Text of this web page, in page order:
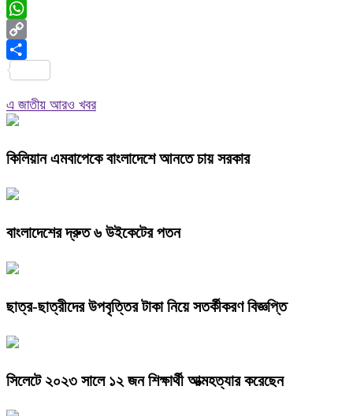
Tumblr
WhatsApp
Copy
Link
এ জাতীয় আরও খবর
কিলিয়ান এমবাপেকে বাংলাদেশে আনতে চায় সরকার
বাংলাদেশের দ্রুত ৬ উইকেটের পতন
ছাত্র-ছাত্রীদের উপবৃত্তির টাকা নিয়ে সতর্কীকরণ বিজ্ঞপ্তি
সিলেটে ২০২৩ সালে ১২ জন শিক্ষার্থী আত্মহত্যার করেছেন